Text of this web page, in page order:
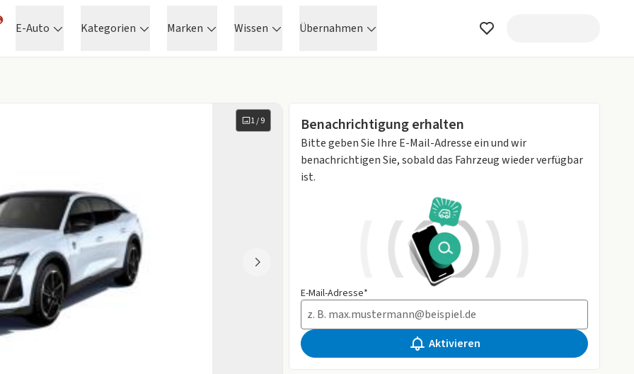
E-Auto Kategorien Marken Wissen Übernahmen
Benachrichtigung erhalten
Bitte geben Sie Ihre E-Mail-Adresse ein und wir
benachrichtigen Sie, sobald das Fahrzeug wieder verfügbar
ist.
E-Mail-Adresse*
Aktivieren
1/9